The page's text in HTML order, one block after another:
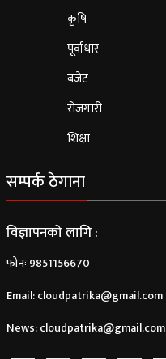
कृषि
पूर्वाधार
बजेट
रोजगारी
शिक्षा
सम्पर्क ठेगाना
विज्ञापनको लागि :
फोनः 9851156670
Email:cloudpatrika@gmail.com
News:cloudpatrika@gmail.com